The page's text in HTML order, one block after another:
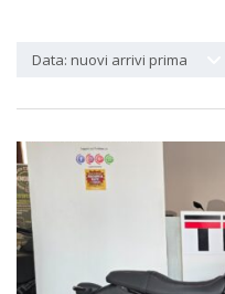
Data: nuovi arrivi prima